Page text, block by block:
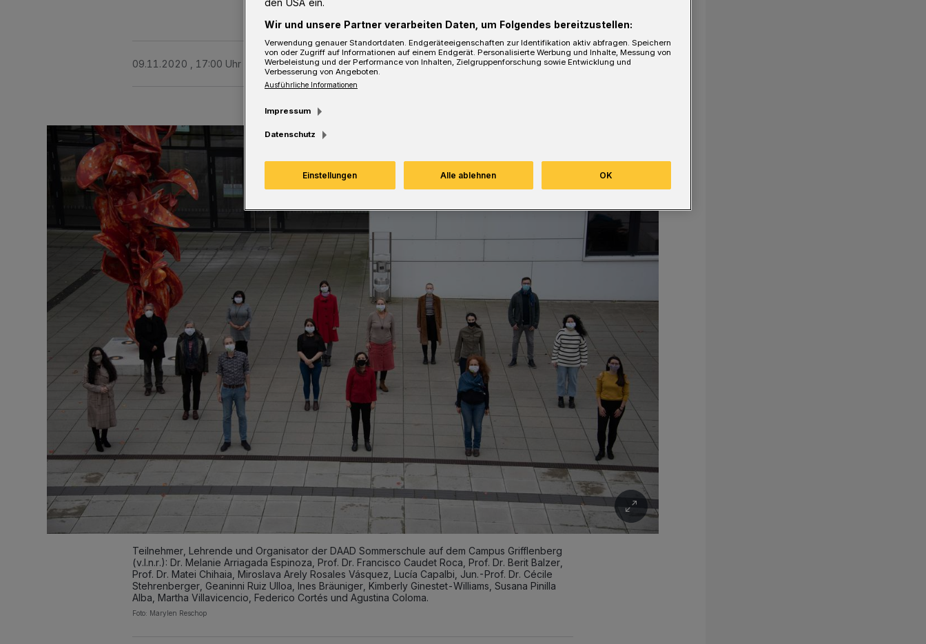
09.11.2020 , 17:00 Uhr 2 Minuten Lesezeit
Teilnehmer, Lehrende und Organisator der DAAD Sommerschule auf dem Campus Grifflenberg
(v.l.n.r.): Dr. Melanie Arriagada Espinoza, Prof. Dr. Francisco Caudet Roca, Prof. Dr. Berit Balzer,
Prof. Dr. Matei Chihaia, Miroslava Arely Rosales Vásquez, Lucía Capalbi, Jun.-Prof. Dr. Cécile
Stehrenberger, Geaninni Ruiz Ulloa, Ines Bräuniger, Kimberly Ginestet-Williams, Susana Pinilla
Alba, Martha Villavicencio, Federico Cortés und Agustina Coloma.
Foto: Marylen Reschop
den USA ein.
Wir und unsere Partner verarbeiten Daten, um Folgendes bereitzustellen:
Verwendung genauer Standortdaten. Endgeräteeigenschaften zur Identifikation aktiv abfragen. Speichern
von oder Zugriff auf Informationen auf einem Endgerät. Personalisierte Werbung und Inhalte, Messung von
Werbeleistung und der Performance von Inhalten, Zielgruppenforschung sowie Entwicklung und
Verbesserung von Angeboten.
Ausführliche Informationen
Impressum
Datenschutz
Einstellungen Alle ablehnen OK